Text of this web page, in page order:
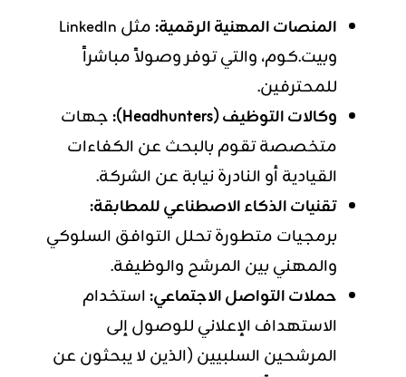
المنصات المهنية الرقمية:
مثل LinkedIn
وبيت.كوم، والتي توفر وصولاً مباشراً
للمحترفين.
وكالات التوظيف (Headhunters):
جهات
متخصصة تقوم بالبحث عن الكفاءات
القيادية أو النادرة نيابة عن الشركة.
تقنيات الذكاء الاصطناعي للمطابقة:
برمجيات متطورة تحلل التوافق السلوكي
والمهني بين المرشح والوظيفة.
حملات التواصل الاجتماعي:استخدام
الاستهداف الإعلاني للوصول إلى
المرشحين السلبيين (الذين لا يبحثون عن